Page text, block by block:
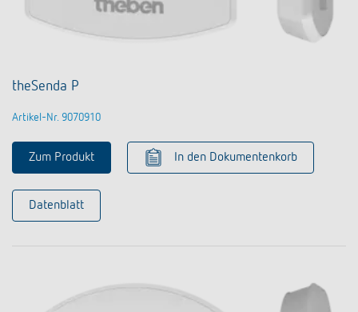
theSenda P
Artikel-Nr. 9070910
Zum Produkt In den Dokumentenkorb
Datenblatt